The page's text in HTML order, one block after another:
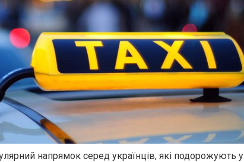
напрямок серед українців, які подорожують у